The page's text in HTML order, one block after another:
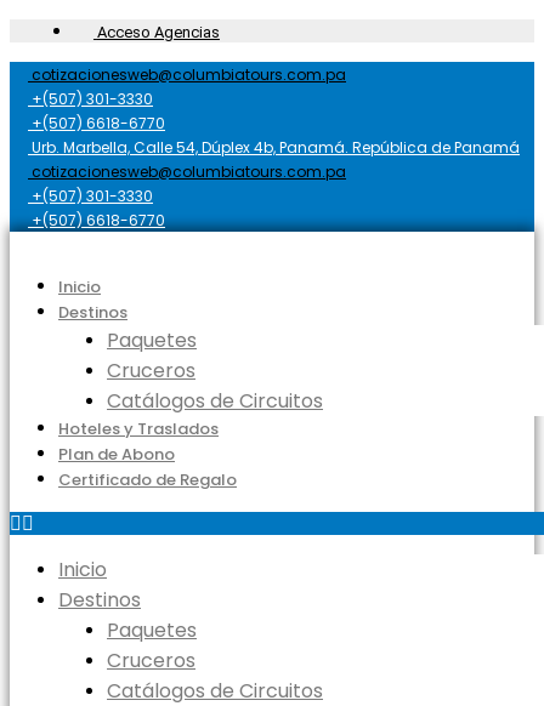
Acceso Agencias
cotizacionesweb@columbiatours.com.pa
+(507) 301-3330
+(507) 6618-6770
Urb. Marbella, Calle 54, Dúplex 4b, Panamá. República de Panamá
cotizacionesweb@columbiatours.com.pa
+(507) 301-3330
+(507) 6618-6770
Inicio
Destinos
Paquetes
Cruceros
Catálogos de Circuitos
Hoteles y Traslados
Plan de Abono
Certificado de Regalo
Inicio
Destinos
Paquetes
Cruceros
Catálogos de Circuitos